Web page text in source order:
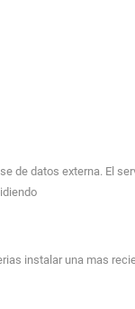
de datos externa. El
instalar una mas